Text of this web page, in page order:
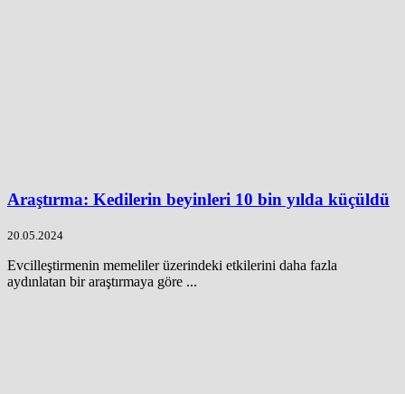
Araştırma: Kedilerin beyinleri 10 bin yılda küçüldü
20.05.2024
Evcilleştirmenin memeliler üzerindeki etkilerini daha fazla
aydınlatan bir araştırmaya göre ...